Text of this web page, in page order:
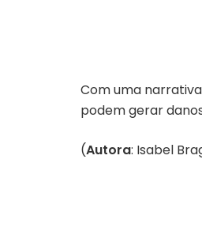
Com uma
podem gerar
(Autora: Isabel